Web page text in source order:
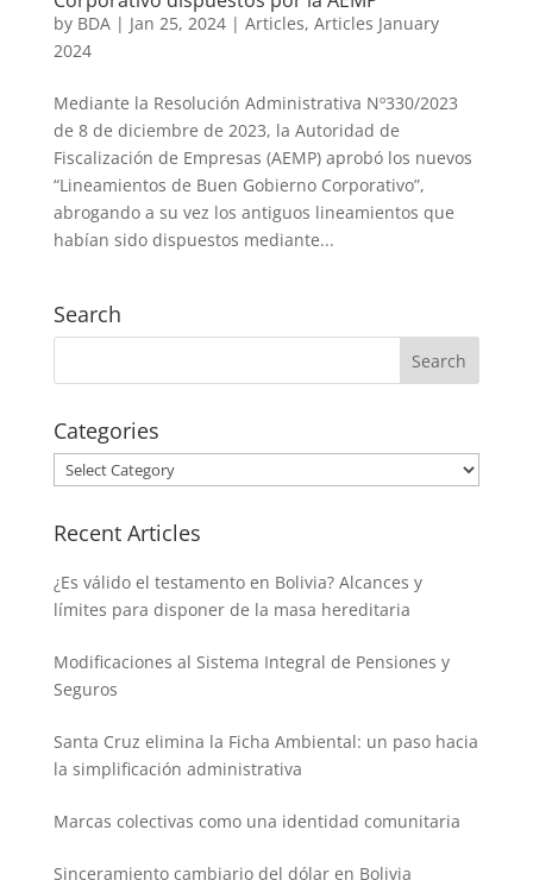
by BDA| Jan 25, 2024| Articles, Articles January
2024
Mediante la Resolución Administrativa Nº330/2023
de 8 de diciembre de 2023, la Autoridad de
Fiscalización de Empresas (AEMP) aprobó los nuevos
“Lineamientos de Buen Gobierno Corporativo”,
abrogando a su vez los antiguos lineamientos que
habían sido dispuestos mediante...
Search
Categories
Categories
Recent Articles
¿Es válido el testamento en Bolivia? Alcances y
límites para disponer de la masa hereditaria
Modificaciones al Sistema Integral de Pensiones y
Seguros
Santa Cruz elimina la Ficha Ambiental: un paso hacia
la simplificación administrativa
Marcas colectivas como una identidad comunitaria
Sinceramiento cambiario del dólar en Bolivia